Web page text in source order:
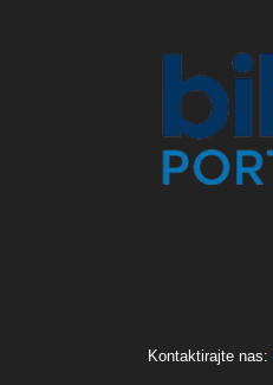
Kontaktirajte nas: